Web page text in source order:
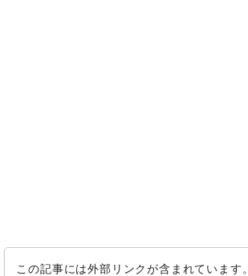
この記事には外部リンクが含まれています。